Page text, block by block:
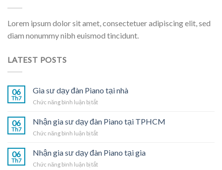
Lorem ipsum dolor sit amet, consectetuer adipiscing elit, sed
diam nonummy nibh euismod tincidunt.
LATEST POSTS
06
Th7
Gia sư dạy đàn Piano tại nhà
Chức năng bình luận bị tắtở
dạy
đàn
tại
06
Th7
Nhận gia sư dạy đàn Piano tại TPHCM
Chức năng bình luận bị tắtở
gia
sư
dạy
06
Th7
Nhận gia sư dạy đàn Piano tại gia
Chức năng bình luận bị tắtở